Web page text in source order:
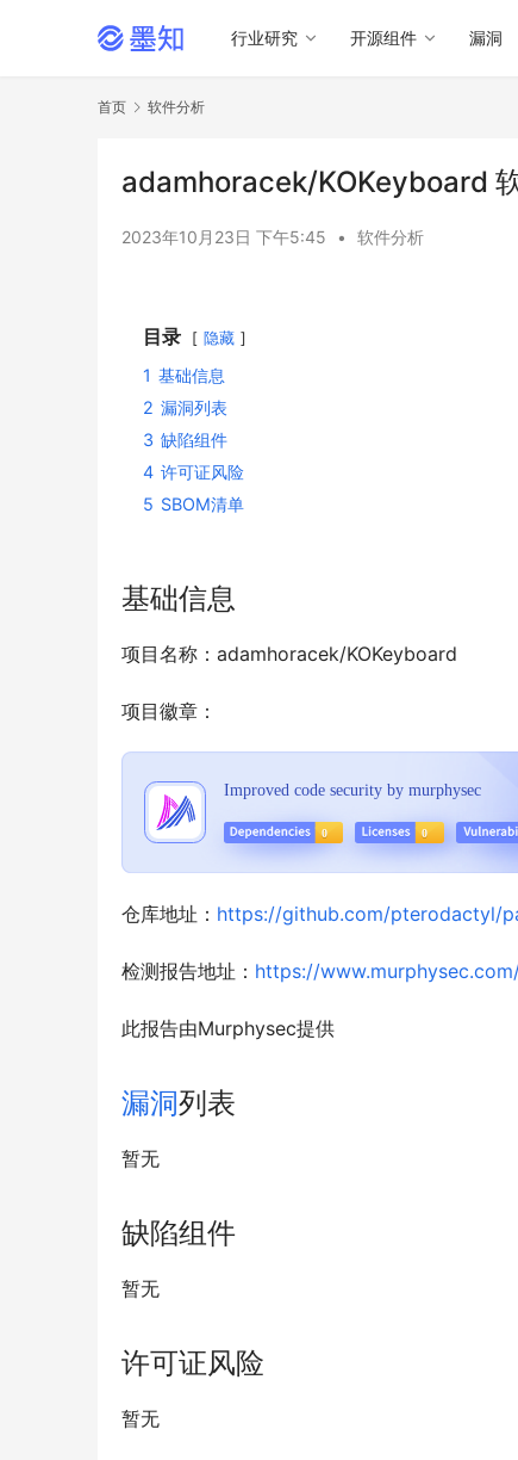
行业研究 开源组件 漏洞
首页 软件分析
adamhoracek/KOKeyboard
2023年10月23日 下午5:45 • 软件分析
目录 隐藏
1 基础信息
2 漏洞列表
3 缺陷组件
4 许可证风险
5 SBOM清单
基础信息
项目名称：adamhoracek/KOKeyboard
项目徽章：
仓库地址： https://github.com/pterodactyl/
检测报告地址： https://
此报告由Murphysec提供
漏洞列表
暂无
缺陷组件
暂无
许可证风险
暂无